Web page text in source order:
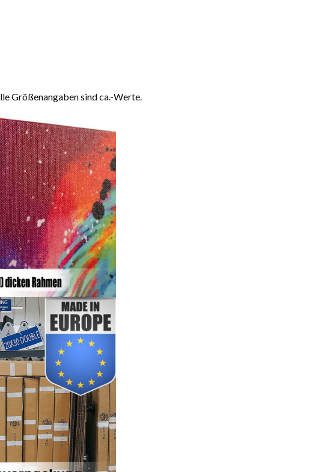
Größenangaben sind ca.-Werte.